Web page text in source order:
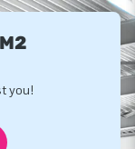
you!